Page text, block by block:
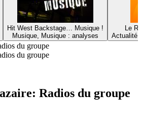
Hit West Backstage… Musique !
Musique, Musique : analyses
Le
Actualité
du groupe
du groupe
Radios du groupe